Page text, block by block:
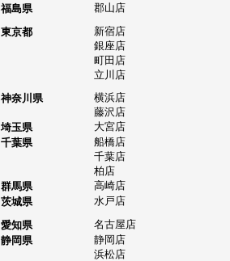
福島県
郡山店
東京都
新宿店
銀座店
町田店
立川店
神奈川県
横浜店
藤沢店
埼玉県
大宮店
千葉県
船橋店
千葉店
柏店
群馬県
高崎店
茨城県
水戸店
愛知県
名古屋店
静岡県
静岡店
浜松店